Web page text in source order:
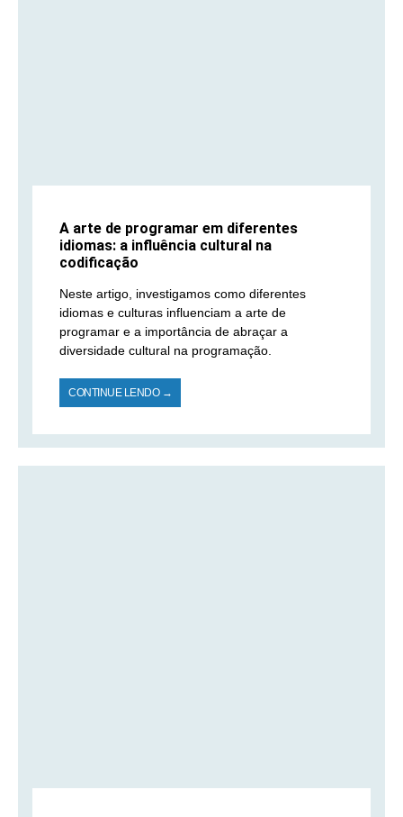
A arte de programar em diferentes
idiomas: a influência cultural na
codificação
Neste artigo, investigamos como diferentes
idiomas e culturas influenciam a arte de
programar e a importância de abraçar a
diversidade cultural na programação.
CONTINUE LENDO →